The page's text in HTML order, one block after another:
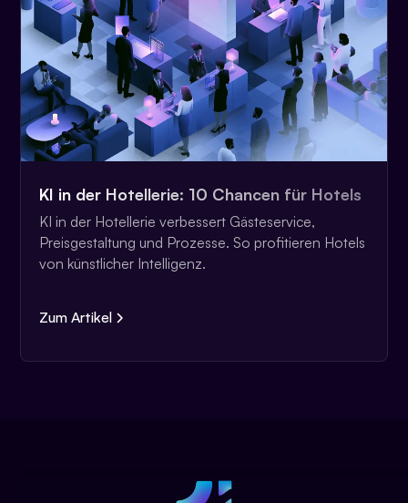
KI in der Hotellerie: 10 Chancen für Hotels
KI in der Hotellerie verbessert Gästeservice,
Preisgestaltung und Prozesse. So profitieren Hotels
von künstlicher Intelligenz.
Zum Artikel